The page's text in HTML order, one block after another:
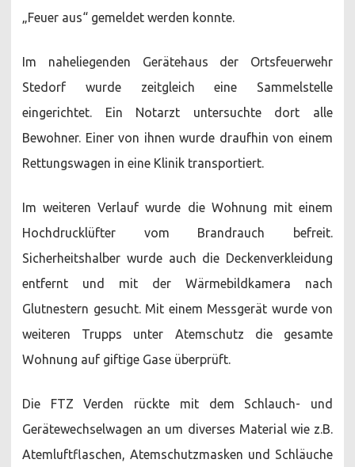
„Feuer aus“ gemeldet werden konnte.
Im naheliegenden Gerätehaus der Ortsfeuerwehr
Stedorf wurde zeitgleich eine Sammelstelle
eingerichtet. Ein Notarzt untersuchte dort alle
Bewohner. Einer von ihnen wurde draufhin von einem
Rettungswagen in eine Klinik transportiert.
Im weiteren Verlauf wurde die Wohnung mit einem
Hochdrucklüfter vom Brandrauch befreit.
Sicherheitshalber wurde auch die Deckenverkleidung
entfernt und mit der Wärmebildkamera nach
Glutnestern gesucht. Mit einem Messgerät wurde von
weiteren Trupps unter Atemschutz die gesamte
Wohnung auf giftige Gase überprüft.
Die FTZ Verden rückte mit dem Schlauch- und
Gerätewechselwagen an um diverses Material wie z.B.
Atemluftflaschen, Atemschutzmasken und Schläuche